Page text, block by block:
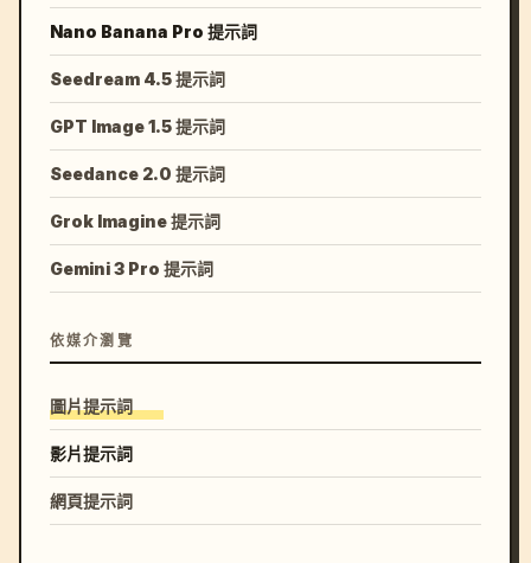
Nano Banana Pro 提示詞
Seedream 4.5 提示詞
GPT Image 1.5 提示詞
Seedance 2.0 提示詞
Grok Imagine 提示詞
Gemini 3 Pro 提示詞
依媒介瀏覽
圖片提示詞
影片提示詞
網頁提示詞